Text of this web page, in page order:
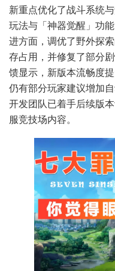
新重点优化了战斗系统
玩法与「神器觉醒」功
进方面，调优了野外探
存占用，并修复了部分
馈显示，新版本流畅度
仍有部分玩家建议增加
开发团队已着手后续版
服竞技场内容。